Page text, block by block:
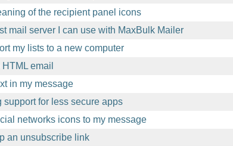
of the recipient panel icons
mail server I can use with MaxBulk Mailer
my lists to a new computer
email
in my message
support for less secure apps
networks icons to my message
an unsubscribe link